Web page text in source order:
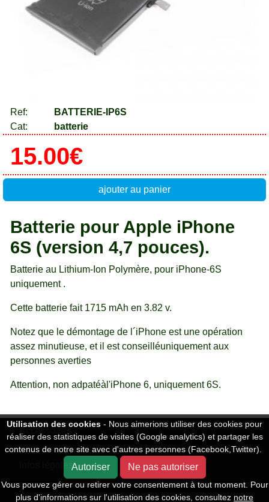
Ref:
BATTERIE-IP6S
Cat:
batterie
15.00€
ajouter au panier
Batterie pour Apple iPhone
6S (version 4,7 pouces).
Batterie au Lithium-Ion Polymère, pour iPhone-6S
uniquement .
Cette batterie fait 1715 mAh en 3.82 v.
Notez que le démontage de l´iPhone est une opération
assez minutieuse, et il est conseilléuniquement aux
personnes averties
Attention, non adpatéàl'iPhone 6, uniquement 6S.
Infos légales
Infos Clients
Utilisation des cookies - Nous aimerions utiliser des cookies pour
réaliser des statistiques de visites (Google analytics) et partager les
contenus de notre site avec d'autres personnes (Facebook,Twitter).
Autoriser Ne pas autoriser
Vous pouvez gérer ou retirer votre consentement à tout moment. Pour
plus d'informations sur l'utilisation des cookies, consultez notre